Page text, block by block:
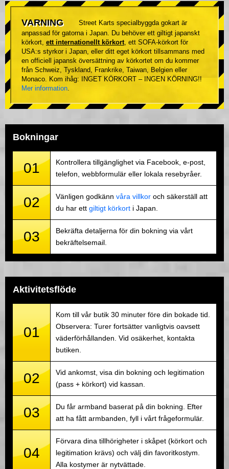
VARNING
Street Karts specialbyggda gokart är
anpassad för gatorna i Japan. Du behöver ett giltigt japanskt
körkort, ett internationellt körkort , ett SOFA-körkort för
USA:s styrkor i Japan, eller ditt eget körkort tillsammans med
en officiell japansk översättning av körkortet om du kommer
från Schweiz, Tyskland, Frankrike, Taiwan, Belgien eller
Monaco. Kom ihåg: INGET KÖRKORT – INGEN KÖRNING!!
Mer information
Bokningar
01
Kontrollera tillgänglighet via Facebook, e-post,
telefon, webbformulär eller lokala resebyråer.
02 Vänligen godkänn våra villkor och säkerställ att
du har ett giltigt körkort i Japan.
03
Bekräfta detaljerna för din bokning via vårt
bekräftelsemail.
Aktivitetsflöde
01
Kom till vår butik 30 minuter före din bokade tid.
Observera: Turer fortsätter vanligtvis oavsett
väderförhållanden. Vid osäkerhet, kontakta
butiken.
02
Vid ankomst, visa din bokning och legitimation
(pass + körkort) vid kassan.
03
Du får armband baserat på din bokning. Efter
att ha fått armbanden, fyll i vårt frågeformulär.
04
Förvara dina tillhörigheter i skåpet (körkort och
legitimation krävs) och välj din favoritkostym.
Alla kostymer är nytvättade.